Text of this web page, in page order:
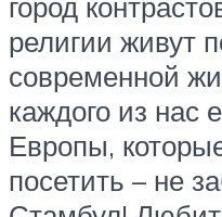
религии живут
современной
каждого из нас
Европы,
посетить – не